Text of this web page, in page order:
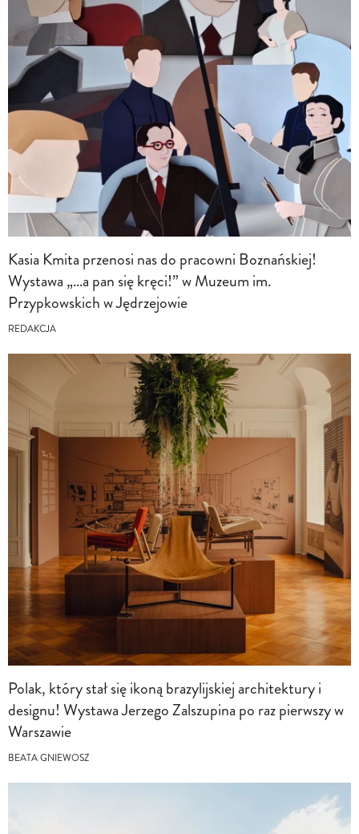
Kasia Kmita przenosi nas do pracowni Boznańskiej!
Wystawa „…a pan się kręci!” w Muzeum im.
Przypkowskich w Jędrzejowie
REDAKCJA
Polak, który stał się ikoną brazylijskiej architektury i
designu! Wystawa Jerzego Zalszupina po raz pierwszy w
Warszawie
BEATA GNIEWOSZ